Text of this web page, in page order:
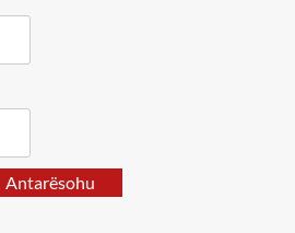
Antarësohu